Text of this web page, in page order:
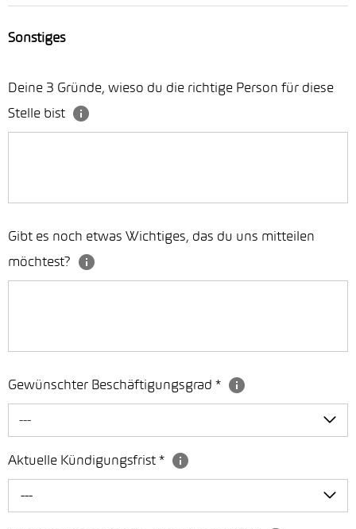
Sonstiges
Deine 3 Gründe, wieso du die richtige Person für diese
Stelle bist
Gibt es noch etwas Wichtiges, das du uns mitteilen
möchtest?
Gewünschter Beschäftigungsgrad *
---
Aktuelle Kündigungsfrist *
---